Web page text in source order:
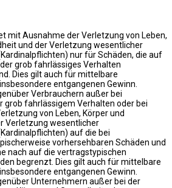
mit Ausnahme der Verletzung von Leben,
und der Verletzung wesentlicher
nur für Schäden, die auf
grob fahrlässiges Verhalten
Dies gilt auch für mittelbare
entgangenen Gewinn.
Verbrauchern außer bei
grob fahrlässigem Verhalten oder bei
von Leben, Körper und
Verletzung wesentlicher
auf die bei
vorhersehbaren Schäden und
nach auf die vertragstypischen
begrenzt. Dies gilt auch für mittelbare
entgangenen Gewinn.
Unternehmern außer bei der